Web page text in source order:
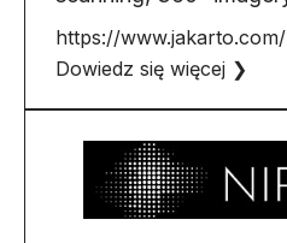
https://www.jakarto.com/
Dowiedz się więcej ❯